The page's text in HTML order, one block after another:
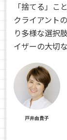
「捨てる」こ
クライアント
り多様な選択
イザーの大切
戸井由貴子